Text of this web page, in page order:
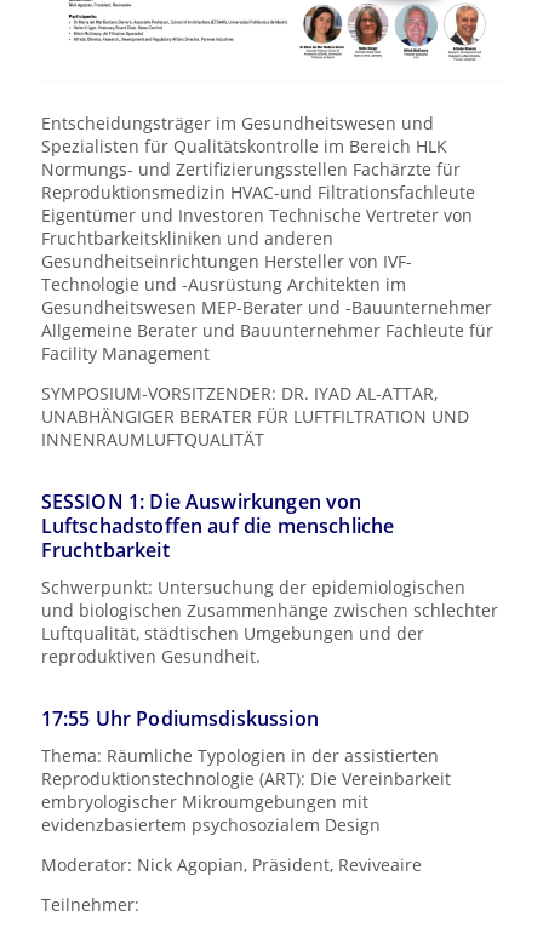
Entscheidungsträger im Gesundheitswesen und
Spezialisten für Qualitätskontrolle im Bereich HLK
Normungs- und Zertifizierungsstellen Fachärzte für
Reproduktionsmedizin HVAC-und Filtrationsfachleute
Eigentümer und Investoren Technische Vertreter von
Fruchtbarkeitskliniken und anderen
Gesundheitseinrichtungen Hersteller von IVF-
Technologie und -Ausrüstung Architekten im
Gesundheitswesen MEP-Berater und -Bauunternehmer
Allgemeine Berater und Bauunternehmer Fachleute für
Facility Management
SYMPOSIUM-VORSITZENDER: DR. IYAD AL-ATTAR,
UNABHÄNGIGER BERATER FÜR LUFTFILTRATION UND
INNENRAUMLUFTQUALITÄT
SESSION 1: Die Auswirkungen von
Luftschadstoffen auf die menschliche
Fruchtbarkeit
Schwerpunkt: Untersuchung der epidemiologischen
und biologischen Zusammenhänge zwischen schlechter
Luftqualität, städtischen Umgebungen und der
reproduktiven Gesundheit.
17:55 Uhr Podiumsdiskussion
Thema: Räumliche Typologien in der assistierten
Reproduktionstechnologie (ART): Die Vereinbarkeit
embryologischer Mikroumgebungen mit
evidenzbasiertem psychosozialem Design
Moderator: Nick Agopian, Präsident, Reviveaire
Teilnehmer: